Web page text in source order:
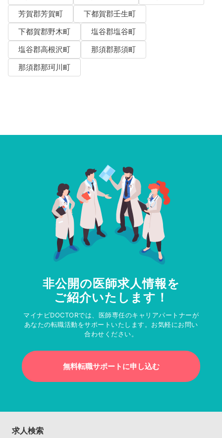
芳賀郡芳賀町
下都賀郡壬生町
下都賀郡野木町
塩谷郡塩谷町
塩谷郡高根沢町
那須郡那須町
那須郡那珂川町
非公開の医師求人情報を
ご紹介いたします！
マイナビDOCTORでは、医師専任のキャリアパートナーが
あなたの転職活動をサポートいたします。お気軽にお問い
合わせください。
無料転職サポートに申し込む
求人検索